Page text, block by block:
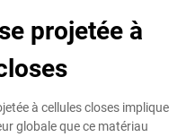
projetée à
à cellules closes implique
globale que ce matériau